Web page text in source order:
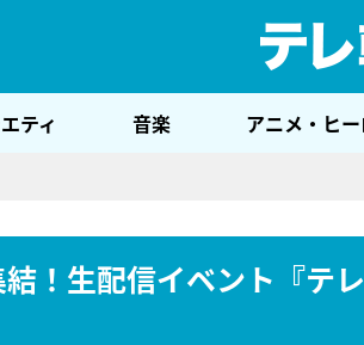
ティ 音楽 アニメ・ヒ
！生配信イベント『テ